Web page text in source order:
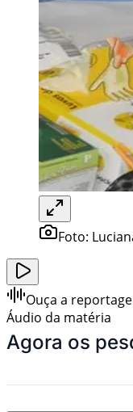
Foto:
Ouça a
Áudio da matéria
Agora os